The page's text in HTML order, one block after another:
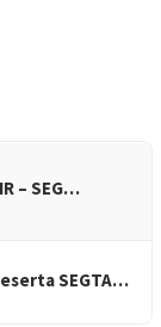
– SEG…
SEGTA…